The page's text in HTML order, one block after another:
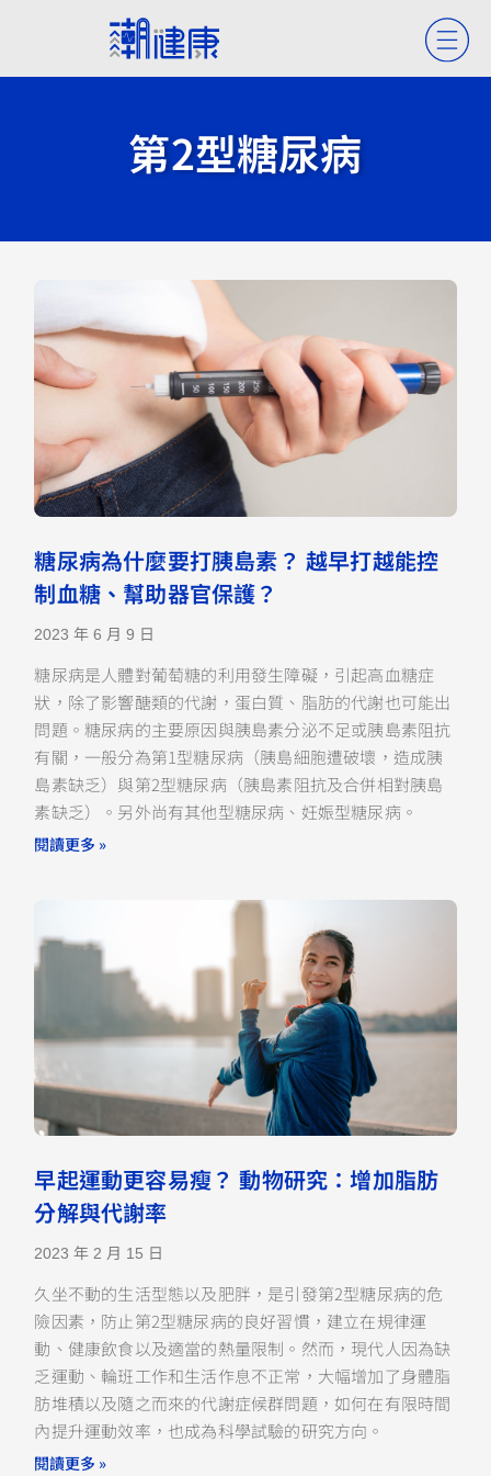
第2型糖尿病
糖尿病為什麼要打胰島素？ 越早打越能控
制血糖、幫助器官保護？
2023 年 6 月 9 日
糖尿病是人體對葡萄糖的利用發生障礙，引起高血糖症
狀，除了影響醣類的代謝，蛋白質、脂肪的代謝也可能出
問題。糖尿病的主要原因與胰島素分泌不足或胰島素阻抗
有關，一般分為第1型糖尿病（胰島細胞遭破壞，造成胰
島素缺乏）與第2型糖尿病（胰島素阻抗及合併相對胰島
素缺乏）。另外尚有其他型糖尿病、妊娠型糖尿病。
閱讀更多 »
早起運動更容易瘦？ 動物研究：增加脂肪
分解與代謝率
2023 年 2 月 15 日
久坐不動的生活型態以及肥胖，是引發第2型糖尿病的危
險因素，防止第2型糖尿病的良好習慣，建立在規律運
動、健康飲食以及適當的熱量限制。然而，現代人因為缺
乏運動、輪班工作和生活作息不正常，大幅增加了身體脂
肪堆積以及隨之而來的代謝症候群問題，如何在有限時間
內提升運動效率，也成為科學試驗的研究方向。
閱讀更多 »